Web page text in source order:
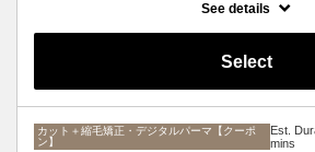
カラーどちらも可能です。シャンプー、ブロー
See details
Select
カット＋縮毛矯正・デジタルパーマ【クーポ
ン】
Est.
mins